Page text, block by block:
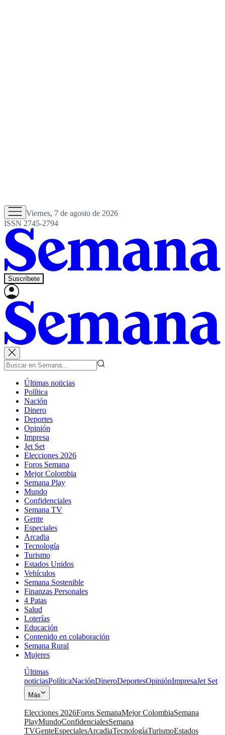
Viernes, 7 de agosto de 2026
ISSN 2745-2794
Suscríbete
Últimas noticias
Política
Nación
Dinero
Deportes
Opinión
Impresa
Jet Set
Elecciones 2026
Foros Semana
Mejor Colombia
Semana Play
Mundo
Confidenciales
Semana TV
Gente
Especiales
Arcadia
Tecnología
Turismo
Estados Unidos
Vehículos
Semana Sostenible
Finanzas Personales
4 Patas
Salud
Loterías
Educación
Contenido en colaboración
Semana Rural
Mujeres
Últimas
noticiasPolíticaNaciónDineroDeportesOpiniónImpresaJet Set
Más
Elecciones 2026Foros SemanaMejor ColombiaSemana
PlayMundoConfidencialesSemana
TVGenteEspecialesArcadiaTecnologíaTurismoEstados